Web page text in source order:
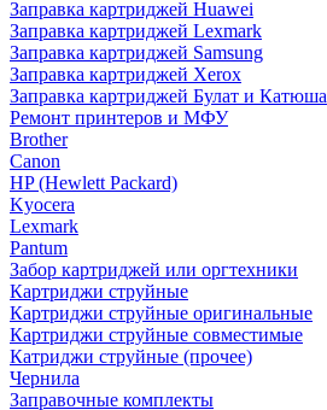
Заправка картриджей Huawei
Заправка картриджей Lexmark
Заправка картриджей Samsung
Заправка картриджей Xerox
Заправка картриджей Булат и Катюша
Ремонт принтеров и МФУ
Brother
Canon
HP (Hewlett Packard)
Kyocera
Lexmark
Pantum
Забор картриджей или оргтехники
Картриджи струйные
Картриджи струйные оригинальные
Картриджи струйные совместимые
Катриджи струйные (прочее)
Чернила
Заправочные комплекты